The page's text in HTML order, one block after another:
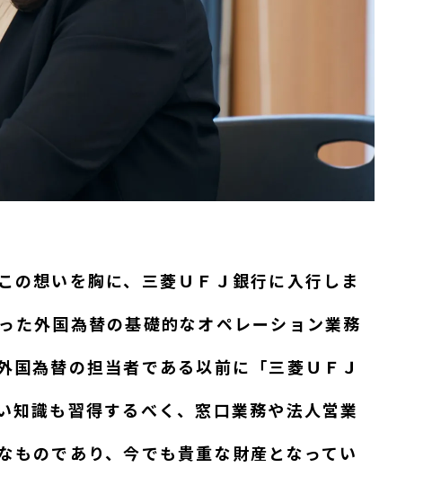
想いを胸に、三菱ＵＦＪ銀行に入行しま
た外国為替の基礎的なオペレーション業務
為替の担当者である以前に「三菱ＵＦＪ
識も習得するべく、窓口業務や法人営業
のであり、今でも貴重な財産となってい